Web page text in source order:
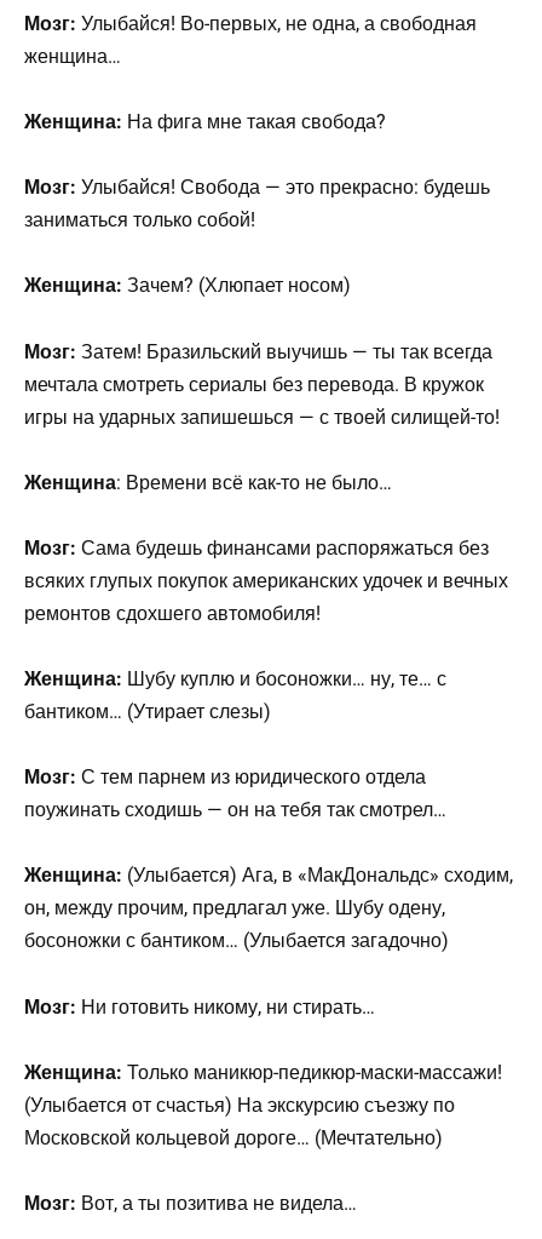
Мозг: Улыбайся! Во-первых, не одна, а свободная
женщина…
Женщина: На фига мне такая свобода?
Мозг: Улыбайся! Свобода — это прекрасно: будешь
заниматься только собой!
Женщина: Зачем? (Хлюпает носом)
Мозг: Затем! Бразильский выучишь — ты так всегда
мечтала смотреть сериалы без перевода. В кружок
игры на ударных запишешься — с твоей силищей-то!
Женщина: Времени всё как-то не было…
Мозг: Сама будешь финансами распоряжаться без
всяких глупых покупок американских удочек и вечных
ремонтов сдохшего автомобиля!
Женщина: Шубу куплю и босоножки… ну, те… с
бантиком… (Утирает слезы)
Мозг: С тем парнем из юридического отдела
поужинать сходишь — он на тебя так смотрел…
Женщина: (Улыбается) Ага, в «МакДональдс» сходим,
он, между прочим, предлагал уже. Шубу одену,
босоножки с бантиком… (Улыбается загадочно)
Мозг: Ни готовить никому, ни стирать…
Женщина: Только маникюр-педикюр-маски-массажи!
(Улыбается от счастья) На экскурсию съезжу по
Московской кольцевой дороге… (Мечтательно)
Мозг: Вот, а ты позитива не видела…